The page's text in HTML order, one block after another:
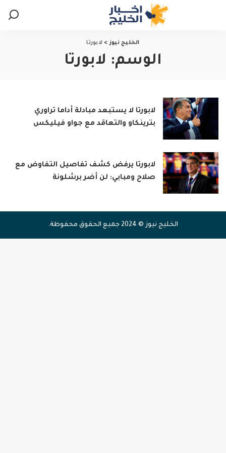
الخليج نيوز> لابورتا
الوسم: لابورتا
لابورتا لا يستبعد مبادلة أداما تراوري
بترينكاو والتعاقد مع جواو فيليكس
لابورتا يرفض كشف تفاصيل التفاوض مع
صلاح ومبابي: لن أضر برشلونة
الخليج نيوز © 2024 جميع الحقوق محفوظة.